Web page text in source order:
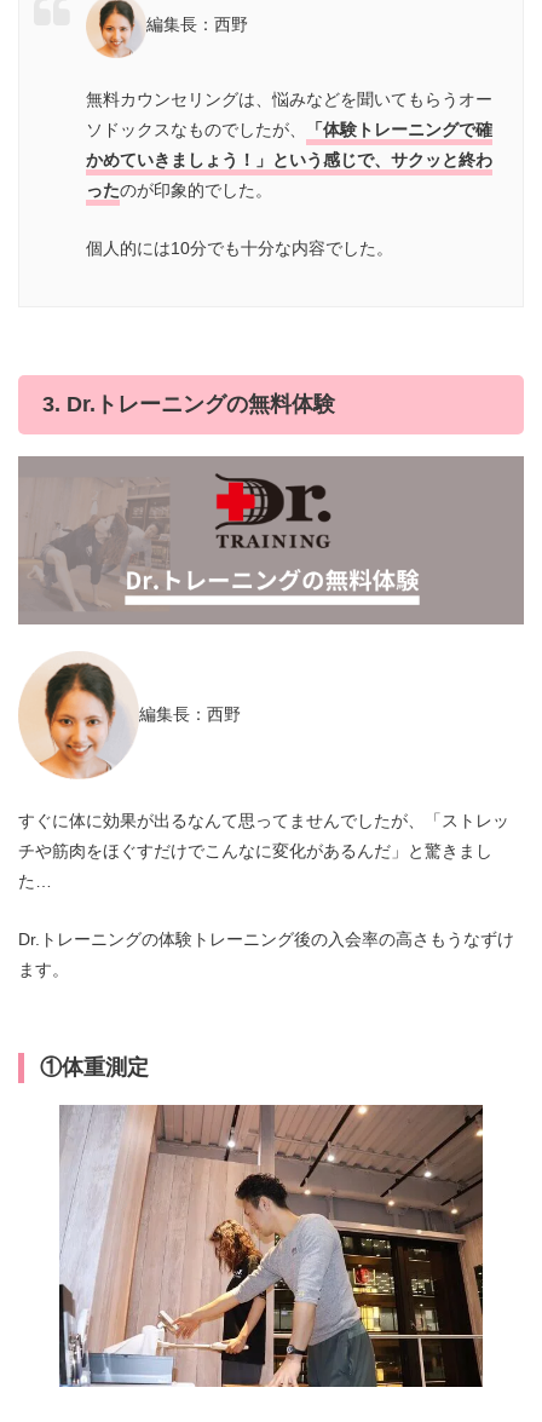
編集長：西野
無料カウンセリングは、悩みなどを聞いてもらうオー
ソドックスなものでしたが、
「体験トレーニングで確
かめていきましょう！」という感じで、サクッと終わ
ったのが印象的でした。
個人的には10分でも十分な内容でした。
3. Dr.トレーニングの無料体験
編集長：西野
すぐに体に効果が出るなんて思ってませんでしたが、「ストレッ
チや筋肉をほぐすだけでこんなに変化があるんだ」と驚きまし
た…
Dr.トレーニングの体験トレーニング後の入会率の高さもうなずけ
ます。
①体重測定